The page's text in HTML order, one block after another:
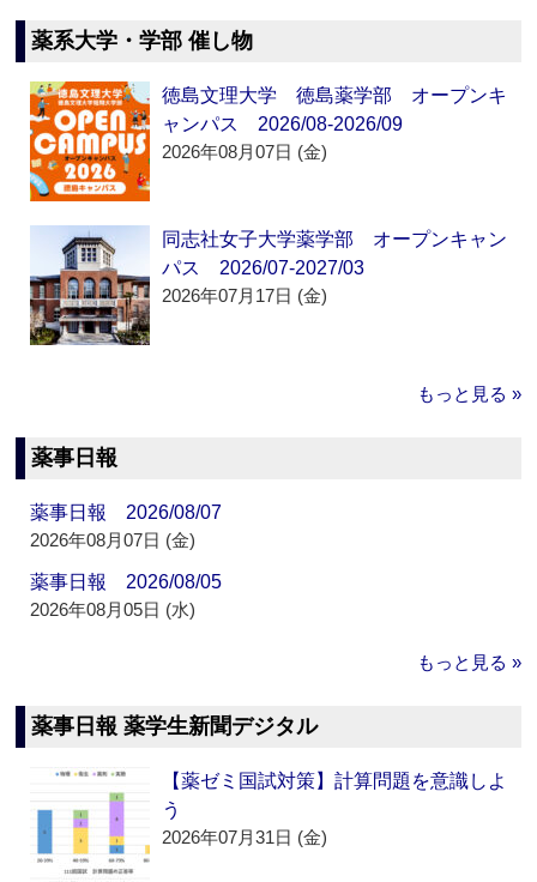
薬系大学・学部 催し物
徳島文理大学 徳島薬学部 オープンキ
ャンパス 2026/08-2026/09
2026年08月07日 (金)
同志社女子大学薬学部 オープンキャン
パス 2026/07-2027/03
2026年07月17日 (金)
もっと見る »
薬事日報
薬事日報 2026/08/07
2026年08月07日 (金)
薬事日報 2026/08/05
2026年08月05日 (水)
もっと見る »
薬事日報 薬学生新聞デジタル
【薬ゼミ国試対策】計算問題を意識しよ
う
2026年07月31日 (金)